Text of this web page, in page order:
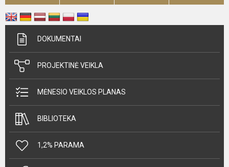
DOKUMENTAI
PROJEKTINĖ VEIKLA
MĖNESIO VEIKLOS PLANAS
BIBLIOTEKA
1,2% PARAMA